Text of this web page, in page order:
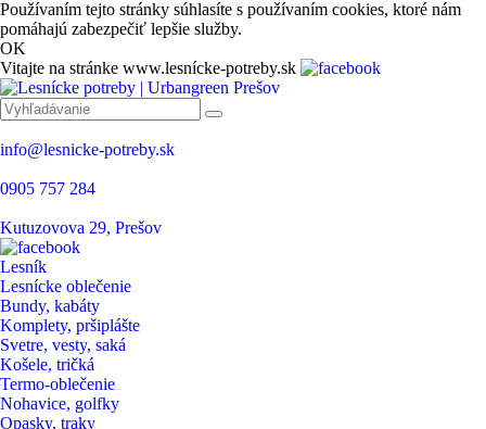
Používaním tejto stránky súhlasíte s používaním cookies, ktoré nám
pomáhajú zabezpečiť lepšie služby.
OK
Vitajte na stránke www.lesnícke-potreby.sk
info@lesnicke-potreby.sk
0905 757 284
Kutuzovova 29, Prešov
Lesník
Lesnícke oblečenie
Bundy, kabáty
Komplety, pršiplášte
Svetre, vesty, saká
Košele, tričká
Termo-oblečenie
Nohavice, golfky
Opasky, traky